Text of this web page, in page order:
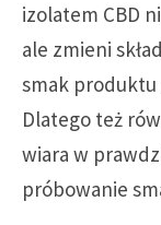
izolatem CBD
ale zmieni
smak produktu
Dlatego też
wiara w
próbowanie